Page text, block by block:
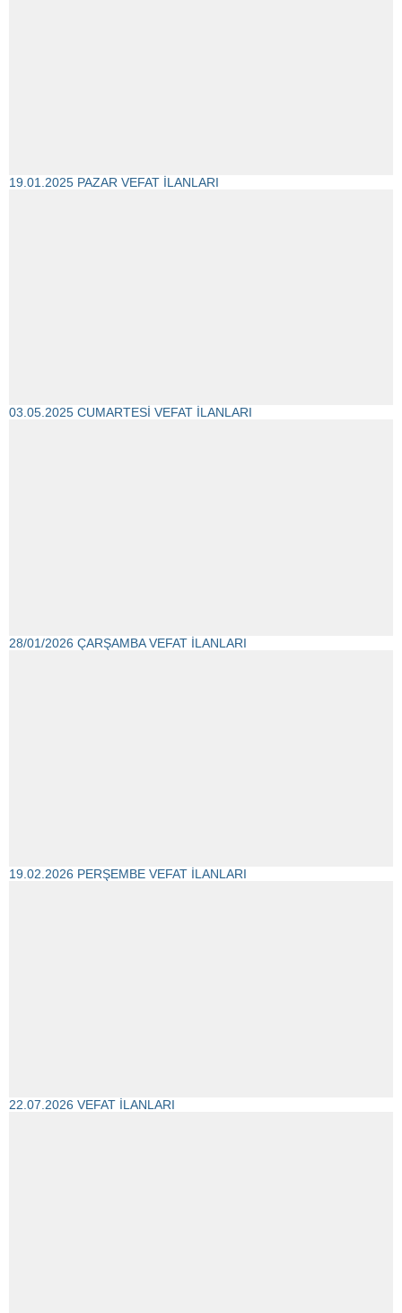
19.01.2025 PAZAR VEFAT İLANLARI
03.05.2025 CUMARTESİ VEFAT İLANLARI
28/01/2026 ÇARŞAMBA VEFAT İLANLARI
19.02.2026 PERŞEMBE VEFAT İLANLARI
22.07.2026 VEFAT İLANLARI